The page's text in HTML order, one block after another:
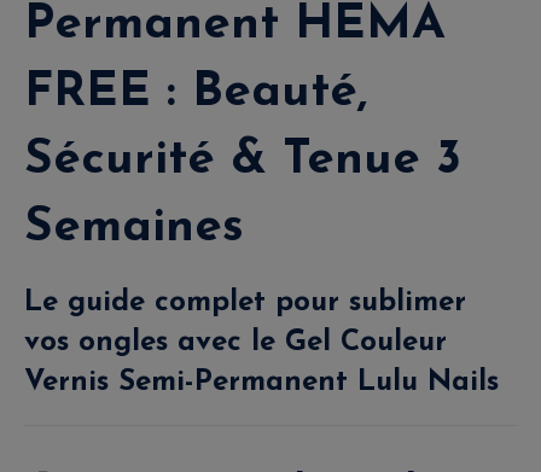
Permanent HEMA
FREE : Beauté,
Sécurité & Tenue 3
Semaines
Le guide complet pour sublimer
vos ongles avec le Gel Couleur
Vernis Semi-Permanent Lulu Nails